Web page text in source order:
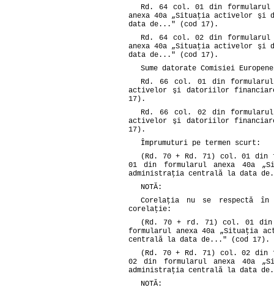
Rd. 64 col. 01 din
anexa 40a „Situaţia activelor
data de..." (cod 17).
Rd. 64 col. 02 din
anexa 40a „Situaţia activelor
data de..." (cod 17).
Sume datorate Comisiei
Rd. 66 col. 01 din
activelor şi datoriilor
17).
Rd. 66 col. 02 din
activelor şi datoriilor
17).
Împrumuturi pe termen scurt:
(Rd. 70 + Rd. 71) col. 01 din
01 din formularul anexa 40a
administraţia centrală la data
NOTĂ:
Corelaţia nu se respectă în
corelaţie:
(Rd. 70 + rd. 71) col. 01 din
formularul anexa 40a
centrală la data de..." (cod 17).
(Rd. 70 + Rd. 71) col. 02 din
02 din formularul anexa 40a
administraţia centrală la data
NOTĂ: